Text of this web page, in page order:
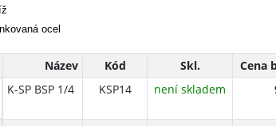
ocel
Název Kód Skl. Cena
K-SP BSP 1/4
KSP14 není skladem